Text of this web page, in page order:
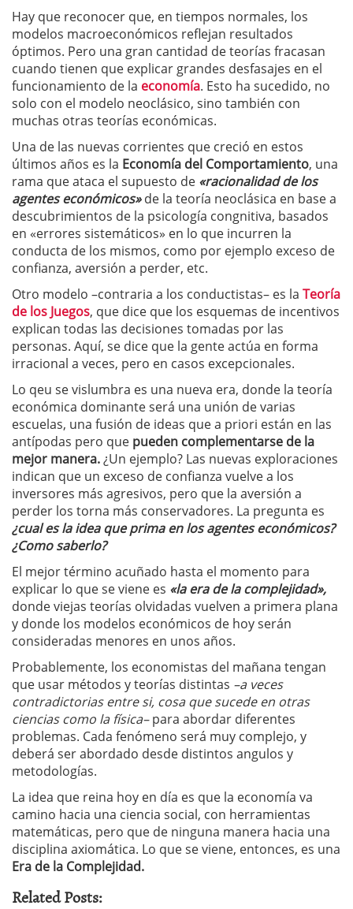
Hay que reconocer que, en tiempos normales, los
modelos macroeconómicos reflejan resultados
óptimos. Pero una gran cantidad de teorías fracasan
cuando tienen que explicar grandes desfasajes en el
funcionamiento de la economía. Esto ha sucedido, no
solo con el modelo neoclásico, sino también con
muchas otras teorías económicas.
Una de las nuevas corrientes que creció en estos
últimos años es la Economía del Comportamiento, una
rama que ataca el supuesto de «racionalidad de los
agentes económicos»de la teoría neoclásica en base a
descubrimientos de la psicología congnitiva, basados
en «errores sistemáticos» en lo que incurren la
conducta de los mismos, como por ejemplo exceso de
confianza, aversión a perder, etc.
Otro modelo –contraria a los conductistas– es la Teoría
de los Juegos, que dice que los esquemas de incentivos
explican todas las decisiones tomadas por las
personas. Aquí, se dice que la gente actúa en forma
irracional a veces, pero en casos excepcionales.
Lo qeu se vislumbra es una nueva era, donde la teoría
económica dominante será una unión de varias
escuelas, una fusión de ideas que a priori están en las
antípodas pero que pueden complementarse de la
mejor manera.¿Un ejemplo? Las nuevas exploraciones
indican que un exceso de confianza vuelve a los
inversores más agresivos, pero que la aversión a
perder los torna más conservadores. La pregunta es
¿cual es la idea que prima en los agentes económicos?
¿Como saberlo?
El mejor término acuñado hasta el momento para
explicar lo que se viene es «la era de la complejidad»,
donde viejas teorías olvidadas vuelven a primera plana
y donde los modelos económicos de hoy serán
consideradas menores en unos años.
Probablemente, los economistas del mañana tengan
que usar métodos y teorías distintas –a veces
contradictorias entre si, cosa que sucede en otras
ciencias como la física–para abordar diferentes
problemas. Cada fenómeno será muy complejo, y
deberá ser abordado desde distintos angulos y
metodologías.
La idea que reina hoy en día es que la economía va
camino hacia una ciencia social, con herramientas
matemáticas, pero que de ninguna manera hacia una
disciplina axiomática. Lo que se viene, entonces, es una
Era de la Complejidad.
Related Posts: